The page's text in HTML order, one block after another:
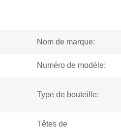
Nom de marque:
Numéro de modèle:
Type de bouteille:
Têtes de